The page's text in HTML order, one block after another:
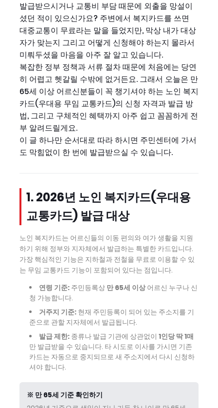
발급받으시거나 교통비 부담 때문에 외출을 망설이
셨던 적이 있으신가요? 주변에서 복지카드를 쓰면
대중교통이 무료라는 말을 들었지만, 막상 내가 대상
자가 맞는지 그리고 어떻게 신청해야 하는지 몰라서
미뤄두셨을 마음을 아주 잘 알고 있습니다.
복잡한 정부 정책과 서류 절차 때문에 처음에는 당연
히 어렵고 헷갈릴 수밖에 없거든요. 그래서 오늘은 만
65세 이상 어르신분들이 꼭 챙기셔야 하는 노인 복지
카드(우대용 무임 교통카드)의 신청 자격과 발급 방
법, 그리고 구체적인 혜택까지 아주 쉽고 꼼꼼하게 전
부 알려드릴게요.
이 글 하나만 순서대로 따라 하시면 주민센터에 가서
도 막힘없이 한 번에 발급받으실 수 있습니다.
1. 2026년 노인 복지카드(우대용
교통카드) 발급 대상
노인 복지카드는 어르신들의 이동 편의와 여가 생활을 지원
하기 위해 정부와 지자체에서 발급하는 특별한 카드입니다.
가장 핵심적인 기능은 지하철과 전철을 무료로 이용할 수 있
는 무임 교통카드 기능이 포함되어 있다는 점입니다.
연령 기준: 주민등록상 만 65세 이상어르신 누구나 신
청 가능합니다.
거주지 기준: 현재 주민등록이 되어 있는 주소지를 기
준으로 관할 지자체에서 발급됩니다.
발급 제한: 종류나 발급 기관에 상관없이 1인당 딱 1매
만 발급받을 수 있습니다. 타 시도로 이사를 가시면 기존
카드는 자동으로 중지되므로 새 주소지에서 다시 신청하
셔야 합니다.
※ 만 65세 기준 확인하기